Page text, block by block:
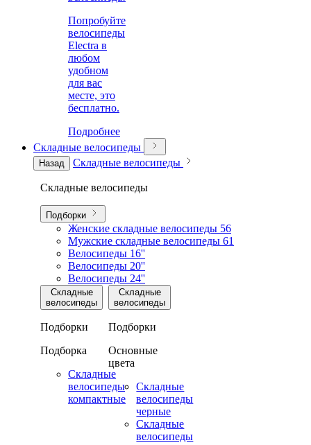
Попробуйте
велосипеды
Electra в
любом
удобном
для вас
месте, это
бесплатно.
Подробнее
Складные велосипеды
Назад Складные велосипеды
Складные велосипеды
Подборки
Женские складные велосипеды 56
Мужские складные велосипеды 61
Велосипеды 16''
Велосипеды 20''
Велосипеды 24''
Складные
велосипеды
Подборки
Подборка
Складные
велосипеды
компактные
Складные
велосипеды
Подборки
Основные
цвета
Складные
велосипеды
черные
Складные
велосипеды